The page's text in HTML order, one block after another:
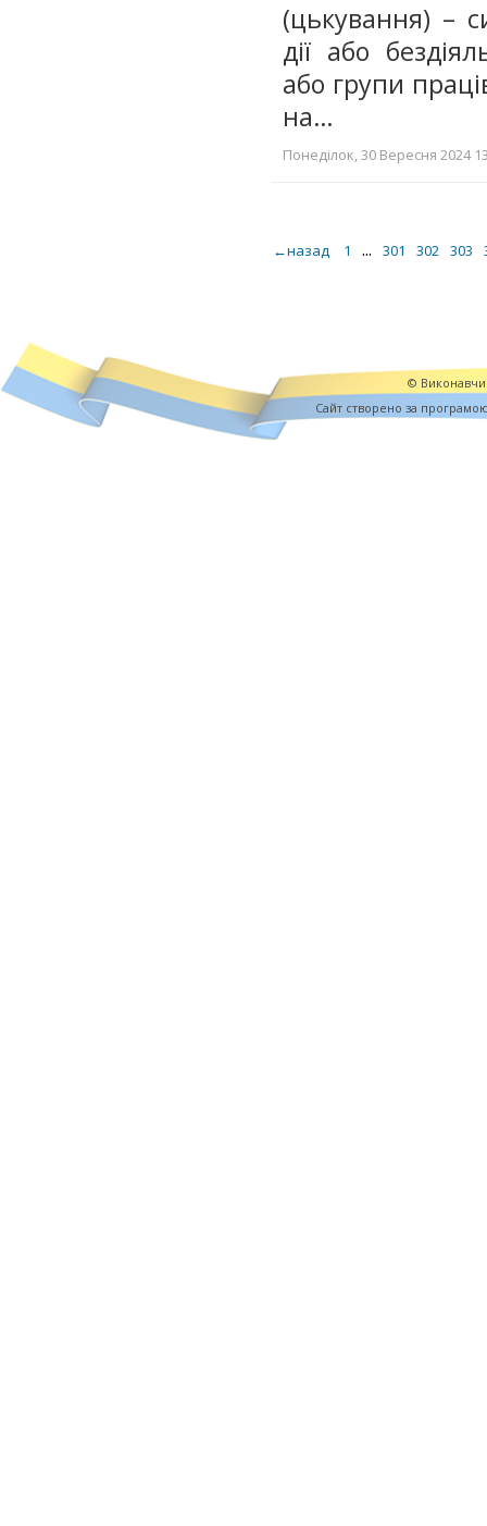
(цькування) –
дії або
або групи
на…
Понеділок, 30 Вересня 2024
←назад 1 ... 301 302 303
©
Cайт створено за